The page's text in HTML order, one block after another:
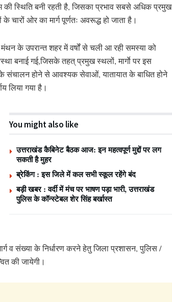
स्थिति बनी रहती है, जिसका प्रभाव सबसे अधिक प्रमुख
चारों ओर का मार्ग पूर्णतः अवरूद्ध हो जाता है।
मंथन के उपरान्त शहर में वर्षों से चली आ रही समस्या को
बनाई गई,जिसके तहत् प्रमुख स्थलों, मार्गाे पर इस
के संचालन होने से आवश्यक सेवाओं, यातायात के बाधित होने
लिया गया है।
You might also like
उत्तराखंड कैबिनेट बैठक आज: इन महत्वपूर्ण मुद्दों पर लग
सकती है मुहर
ब्रेकिंग : इस जिले में कल सभी स्कूल रहेंगे बंद
बड़ी खबर : वर्दी में मंच पर भाषण पड़ा भारी, उत्तराखंड
पुलिस के कॉन्स्टेबल शेर सिंह बर्खास्त
व संख्या के निर्धारण करने हेतु जिला प्रशासन, पुलिस /
की जायेगी।